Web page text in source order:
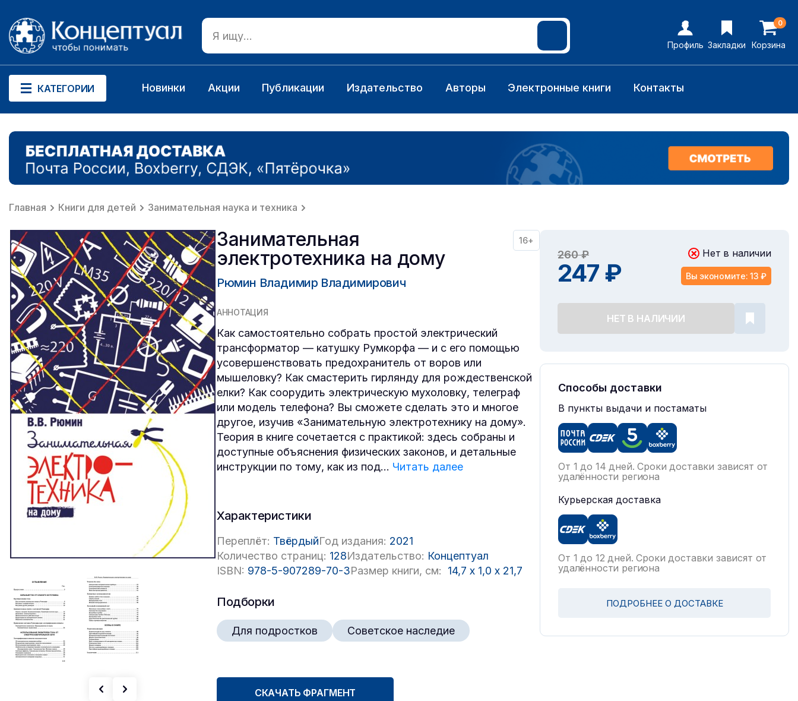
Профиль Закладки
0
Корзина
КАТЕГОРИИ Новинки Акции Публикации Издательство Авторы Электронные книги Контакты
Главная Книги для детей Занимательная наука и техника
Занимательная
электротехника на дому
16+
Рюмин Владимир Владимирович
АННОТАЦИЯ
Как самостоятельно собрать простой электрический
трансформатор — катушку Румкорфа — и с его помощью
усовершенствовать предохранитель от воров или
мышеловку? Как смастерить гирлянду для рождественской
елки? Как соорудить электрическую мухоловку, телеграф
или модель телефона? Вы сможете сделать это и многое
другое, изучив «Занимательную электротехнику на дому».
Теория в книге сочетается с практикой: здесь собраны и
доступные объяснения физических законов, и детальные
инструкции по тому, как из под... Читать далее
Характеристики
Переплёт: ТвёрдыйГод издания: 2021
Количество страниц: 128Издательство: Концептуал
ISBN: 978-5-907289-70-3Размер книги, см: 14,7 x 1,0 x 21,7
Подборки
Для подростков Советское наследие
СКАЧАТЬ ФРАГМЕНТ
260 ₽
247 ₽
Нет в наличии
Вы экономите: 13 ₽
НЕТ В НАЛИЧИИ
Способы доставки
В пункты выдачи и постаматы
От 1 до 14 дней. Сроки доставки зависят от
удалённости региона
Курьерская доставка
От 1 до 12 дней. Сроки доставки зависят от
удалённости региона
ПОДРОБНЕЕ О ДОСТАВКЕ